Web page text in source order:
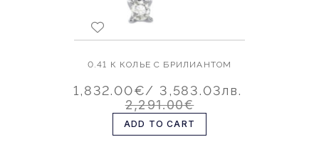
0.41 К КОЛЬЕ С БРИЛИАНТОМ
1,832.00€/ 3,583.03лв.
2,291.00€
ADD TO CART